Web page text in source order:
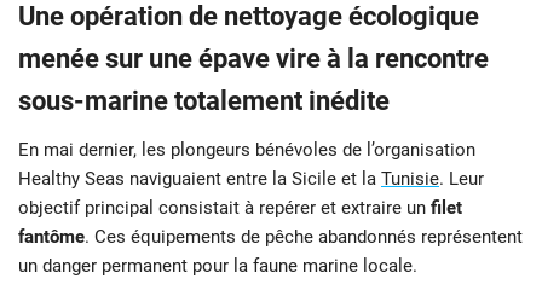
Une opération de nettoyage écologique
menée sur une épave vire à la rencontre
sous-marine totalement inédite
En mai dernier, les plongeurs bénévoles de l’organisation
Healthy Seas naviguaient entre la Sicile et la Tunisie. Leur
objectif principal consistait à repérer et extraire un filet
fantôme. Ces équipements de pêche abandonnés représentent
un danger permanent pour la faune marine locale.